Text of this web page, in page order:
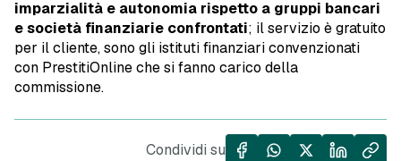
imparzialità e autonomia rispetto a gruppi bancari
e società finanziarie confrontati; il servizio è gratuito
per il cliente, sono gli istituti finanziari convenzionati
con PrestitiOnline che si fanno carico della
commissione.
Condividi su